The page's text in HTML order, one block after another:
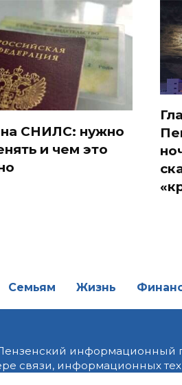
СНИЛС: нужно
и чем это
Семьям Жизнь
информационный
связи, информационных